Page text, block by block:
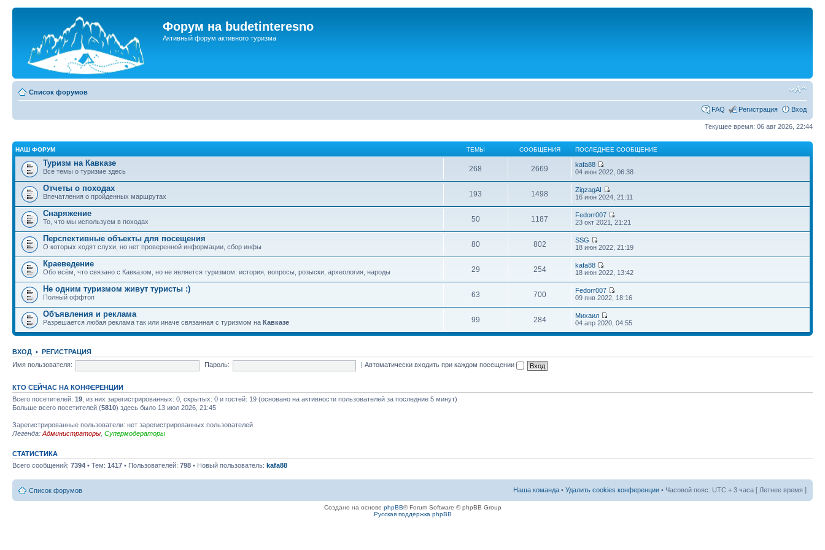
Форум на budetinteresno
Активный форум активного туризма
Список форумов
FAQ Регистрация Вход
Текущее время: 06 авг 2026, 22:44
НАШ ФОРУМ ТЕМЫ СООБЩЕНИЯ ПОСЛЕДНЕЕ СООБЩЕНИЕ
Туризм на Кавказе
Все темы о туризме здесь 268 2669
kafa88
04 июн 2022, 06:38
Отчеты о походах
Впечатления о пройденных маршрутах 193 1498
ZigzagAI
16 июн 2024, 21:11
Снаряжение
То, что мы используем в походах 50 1187
Fedorr007
23 окт 2021, 21:21
Перспективные объекты для посещения
О которых ходят слухи, но нет проверенной информации, сбор инфы 80 802
SSG
18 июн 2022, 21:19
Краеведение
Обо всём, что связано с Кавказом, но не является туризмом: история, вопросы, розыски, археология, народы 29 254
kafa88
18 июн 2022, 13:42
Не одним туризмом живут туристы :)
Полный оффтоп 63 700
Fedorr007
09 янв 2022, 18:16
Объявления и реклама
Разрешается любая реклама так или иначе связанная с туризмом на Кавказе 99 284
Михаил
04 апр 2020, 04:55
ВХОД • РЕГИСТРАЦИЯ
Имя пользователя:
Пароль: |Автоматически входить при каждом посещении
КТО СЕЙЧАС НА КОНФЕРЕНЦИИ
Всего посетителей: 19 , из них зарегистрированных: 0, скрытых: 0 и гостей: 19 (основано на активности пользователей за последние 5 минут)
Больше всего посетителей (5810) здесь было 13 июл 2026, 21:45
Зарегистрированные пользователи: нет зарегистрированных пользователей
Легенда: Администраторы Супермодераторы
СТАТИСТИКА
Всего сообщений: 7394 • Тем: 1417 • Пользователей: 798 • Новый пользователь: kafa88
Список форумов Наша команда • Удалить cookies конференции • Часовой пояс: UTC + 3 часа [ Летнее время ]
Создано на основе phpBB® Forum Software © phpBB Group
Русская поддержка phpBB